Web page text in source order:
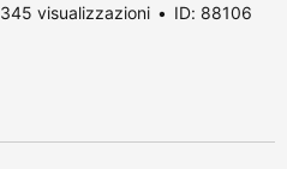
345 visualizzazioni ID: 88106